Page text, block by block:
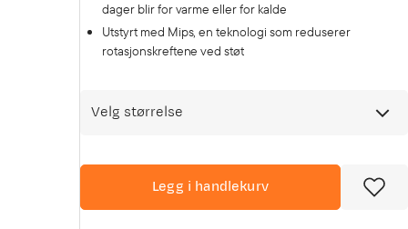
dager blir for varme eller for kalde
Utstyrt med Mips, en teknologi som reduserer
rotasjonskreftene ved støt
Velg størrelse
Legg i handlekurv